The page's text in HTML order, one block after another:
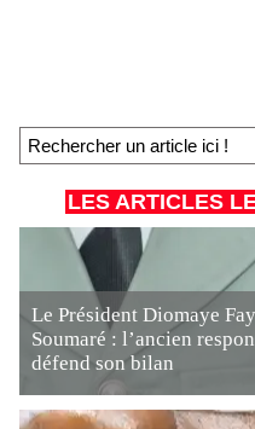
LES ARTICLES
Le Président Diomaye
Soumaré : l’ancien
défend son bilan